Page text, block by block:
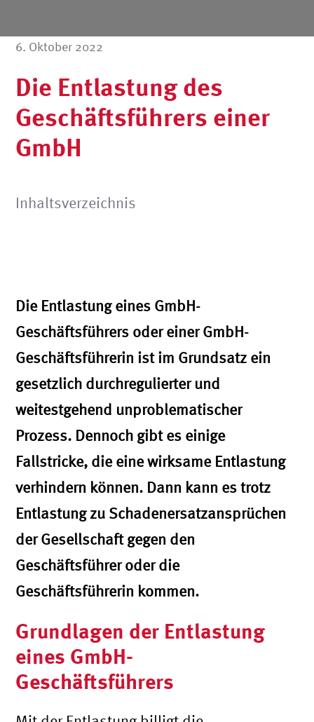
6. Oktober 2022
Die Entlastung des
Geschäftsführers einer
GmbH
Inhaltsverzeichnis
Die Entlastung eines GmbH-
Geschäftsführers oder einer GmbH-
Geschäftsführerin ist im Grundsatz ein
gesetzlich durchregulierter und
weitestgehend unproblematischer
Prozess. Dennoch gibt es einige
Fallstricke, die eine wirksame Entlastung
verhindern können. Dann kann es trotz
Entlastung zu Schadenersatzansprüchen
der Gesellschaft gegen den
Geschäftsführer oder die
Geschäftsführerin kommen.
Grundlagen der Entlastung
eines GmbH-
Geschäftsführers